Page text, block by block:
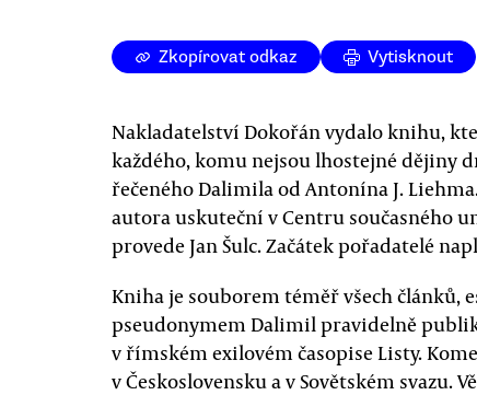
Zkopírovat odkaz Vytisknout
Nakladatelství Dokořán vydalo knihu,
každého, komu nejsou lhostejné dějiny
řečeného Dalimila od Antonína J.
autora uskuteční v Centru současného
provede Jan Šulc. Začátek pořadatelé
Kniha je souborem téměř všech článků,
pseudonymem Dalimil pravidelně
v římském exilovém časopise Listy.
v Československu a v Sovětském svazu.